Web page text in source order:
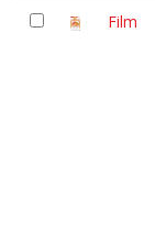
Film